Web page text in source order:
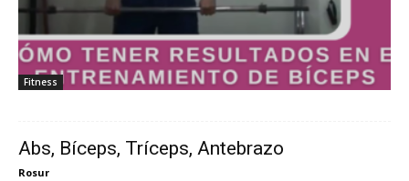
Fitness
Abs, Bíceps, Tríceps, Antebrazo
Rosur